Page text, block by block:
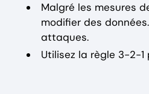
Malgré les mesures
modifier des
attaques.
Utilisez la règle 3-2-